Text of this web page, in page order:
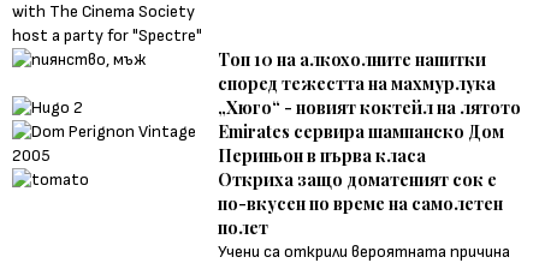
Топ 10 на алкохолните напитки
според тежестта на махмурлука
„Хюго“ - новият коктейл на лятото
Emirates сервира шампанско Дом
Периньон в първа класа
Откриха защо доматеният сок е
по-вкусен по време на самолетен
полет
Учени са открили вероятната причина